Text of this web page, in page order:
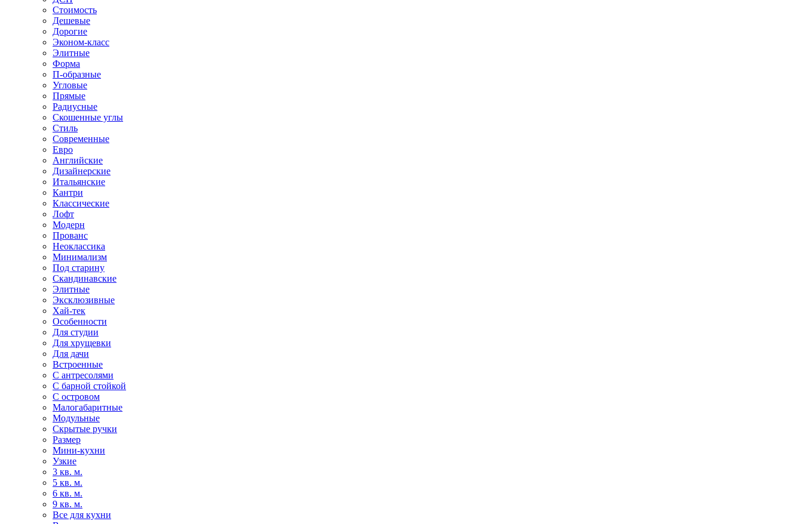
Стоимость
Дешевые
Дорогие
Эконом-класс
Элитные
Форма
П-образные
Угловые
Прямые
Радиусные
Скошенные углы
Стиль
Современные
Евро
Английские
Дизайнерские
Итальянские
Кантри
Классические
Лофт
Модерн
Прованс
Неоклассика
Минимализм
Под старину
Скандинавские
Элитные
Эксклюзивные
Хай-тек
Особенности
Для студии
Для хрущевки
Для дачи
Встроенные
С антресолями
С барной стойкой
С островом
Малогабаритные
Модульные
Скрытые ручки
Размер
Мини-кухни
Узкие
3 кв. м.
5 кв. м.
6 кв. м.
9 кв. м.
Все для кухни